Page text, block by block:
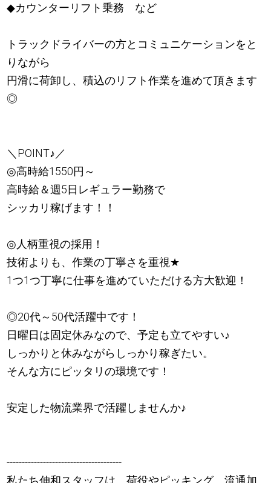
◆カウンターリフト乗務 など
トラックドライバーの方とコミュニケーションをと
りながら
円滑に荷卸し、積込のリフト作業を進めて頂きます
◎
＼POINT♪ ／
◎高時給1550円～
高時給＆週5日レギュラー勤務で
シッカリ稼げます！！
◎人柄重視の採用！
技術よりも、作業の丁寧さを重視★
1つ1つ丁寧に仕事を進めていただける方大歓迎！
◎20代～50代活躍中です！
日曜日は固定休みなので、予定も立てやすい♪
しっかりと休みながらしっかり稼ぎたい。
そんな方にピッタリの環境です！
安定した物流業界で活躍しませんか♪
--------------------------------------
私たち伸和スタッフは、荷役やピッキング、流通加